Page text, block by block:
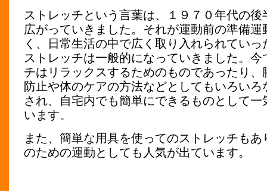
ストレッチという言葉は、１９７０年代の後
広がっていきました。それが運動前の準備運
く、日常生活の中で広く取り入れられていっ
ストレッチは一般的になっていきました。今
チはリラックスするためのものであったり、
防止や体のケアの方法などとしてもいろいろ
され、自宅内でも簡単にできるものとして一
います。
また、簡単な用具を使ってのストレッチもあ
のための運動としても人気が出ています。